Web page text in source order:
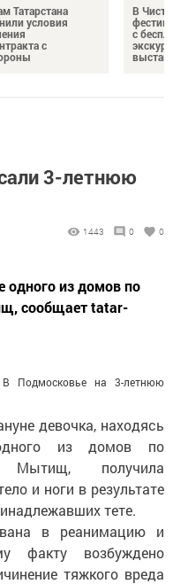
Татарстана
условия
с
В
с
3-летнюю
1443 0 0
одного из домов по
сообщает tatar-
В Подмосковье на 3-летнюю
девочка, находясь
из домов по
Мытищ, получила
и ноги в результате
тете.
в реанимацию и
факту возбуждено
тяжкого вреда